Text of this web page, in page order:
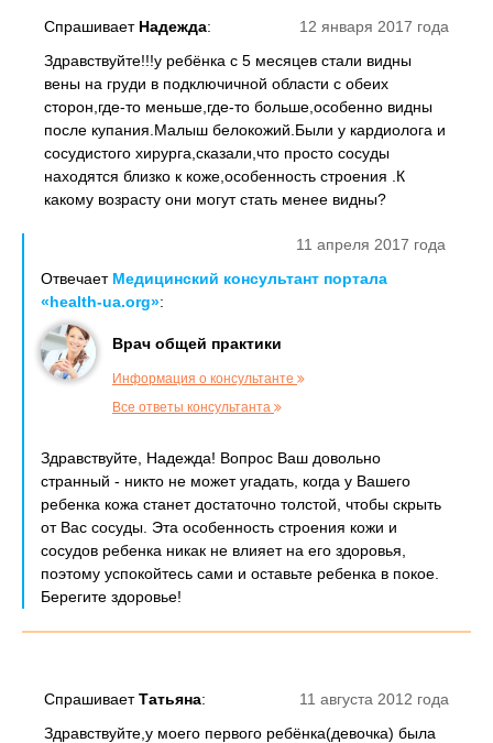
12 января 2017 года
Спрашивает Надежда:
Здравствуйте!!!у ребёнка с 5 месяцев стали видны
вены на груди в подключичной области с обеих
сторон,где-то меньше,где-то больше,особенно видны
после купания.Малыш белокожий.Были у кардиолога и
сосудистого хирурга,сказали,что просто сосуды
находятся близко к коже,особенность строения .К
какому возрасту они могут стать менее видны?
11 апреля 2017 года
Отвечает Медицинский консультант портала
«health-ua.org»:
Врач общей практики
Информация о консультанте
Все ответы консультанта
Здравствуйте, Надежда! Вопрос Ваш довольно
странный - никто не может угадать, когда у Вашего
ребенка кожа станет достаточно толстой, чтобы скрыть
от Вас сосуды. Эта особенность строения кожи и
сосудов ребенка никак не влияет на его здоровья,
поэтому успокойтесь сами и оставьте ребенка в покое.
Берегите здоровье!
11 августа 2012 года
СпрашиваетТатьяна:
Здравствуйте,у моего первого ребёнка(девочка) была